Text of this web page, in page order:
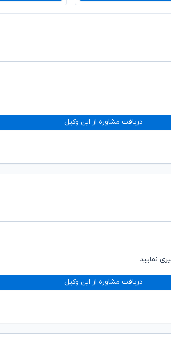
دریافت مشاوره از این وکیل
نمایید
دریافت مشاوره از این وکیل